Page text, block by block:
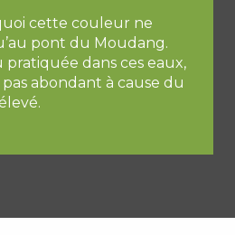
cette couleur ne
pont du Moudang.
pratiquée dans ces eaux,
pas abondant à cause du